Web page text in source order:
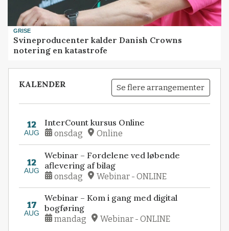
GRISE
Svineproducenter kalder Danish Crowns
notering en katastrofe
KALENDER Se flere arrangementer
12
AUG
InterCount kursus Online
onsdag Online
12
AUG
Webinar – Fordelene ved løbende
aflevering af bilag
onsdag Webinar - ONLINE
17
AUG
Webinar – Kom i gang med digital
bogføring
mandag Webinar - ONLINE